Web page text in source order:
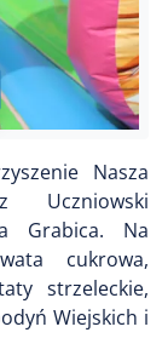
Nasza
Uczniowski
Grabica. Na
cukrowa,
strzeleckie,
Wiejskich i